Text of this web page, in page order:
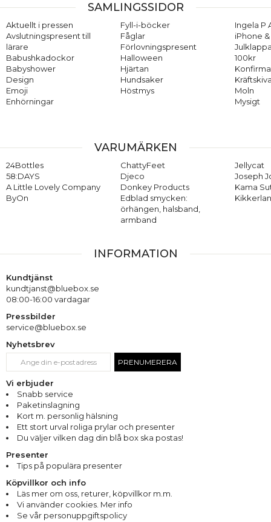
SAMLINGSSIDOR
Aktuellt i pressen
Avslutningspresent till
lärare
Babushkadockor
Babyshower
Design
Emoji
Enhörningar
Fyll-i-böcker
Fåglar
Förlovningspresent
Halloween
Hjärtan
Hundsaker
Höstmys
Ingela P
iPhone
100kr
Moln
Mysigt
VARUMÄRKEN
24Bottles
58:DAYS
A Little Lovely Company
ByOn
ChattyFeet
Djeco
Donkey Products
Edblad smycken:
örhängen, halsband,
armband
Jellycat
Joseph
Kama
INFORMATION
Kundtjänst
kundtjanst@bluebox.se
08:00-16:00 vardagar
Pressbilder
service@bluebox.se
Nyhetsbrev
PRENUMERERA
Vi erbjuder
Snabb service
Paketinslagning
Kort m. personlig hälsning
Ett stort urval roliga prylar och presenter
Du väljer vilken dag din blå box ska postas!
Presenter
Tips på populära presenter
Köpvillkor och info
Läs mer om oss returer köpvillkor m.m.
Vi använder cookies. Mer info
Se vår personuppgiftspolicy